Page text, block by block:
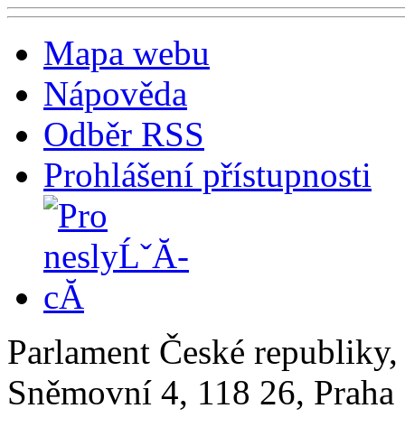
Mapa webu
Nápověda
Odběr RSS
Prohlášení přístupnosti
Parlament České
Sněmovní 4, 118 26,